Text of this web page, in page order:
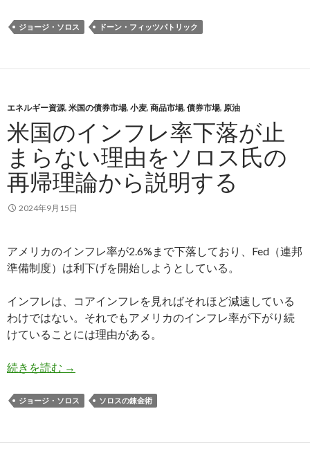
ジョージ・ソロス ドーン・フィッツパトリック
エネルギー資源, 米国の債券市場, 小麦, 商品市場, 債券市場, 原油
米国のインフレ率下落が止
まらない理由をソロス氏の
再帰理論から説明する
2024年9月15日
アメリカのインフレ率が2.6%まで下落しており、Fed（連邦
準備制度）は利下げを開始しようとしている。
インフレは、コアインフレを見ればそれほど減速している
わけではない。それでもアメリカのインフレ率が下がり続
けていることには理由がある。
続きを読む 米国のインフレ率下落が止まらない理由をソロ
→
ジョージ・ソロス ソロスの錬金術